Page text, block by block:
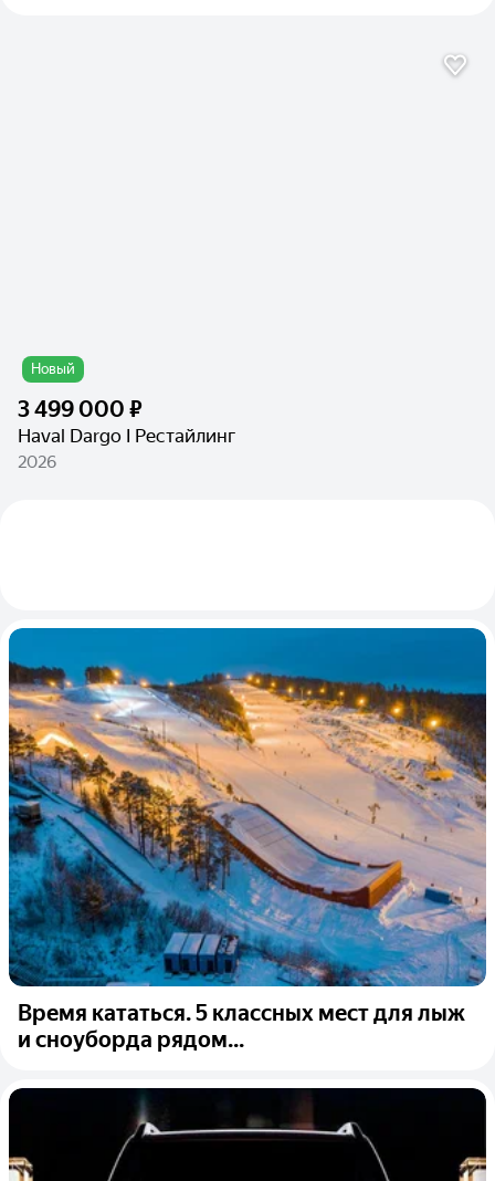
Новый
3 499 000 ₽
Haval Dargo I Рестайлинг
2026
Время кататься. 5 классных мест для лыж
и сноуборда рядом...